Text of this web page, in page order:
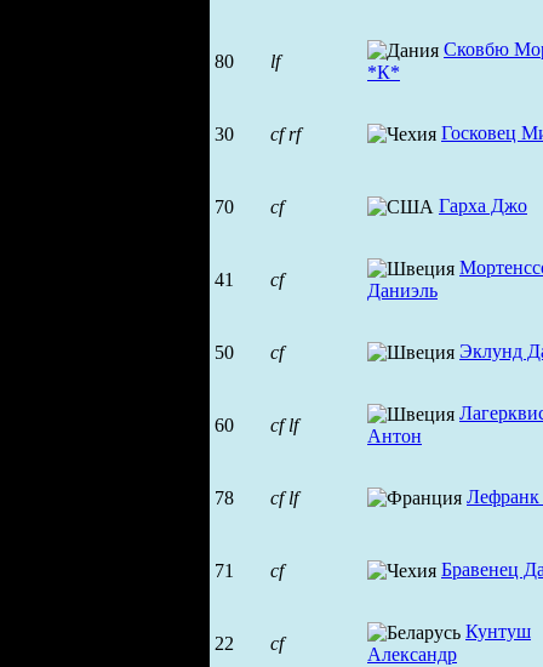
80 lf
Сковбю
*К*
30 cf rf Госковец
70 cf Гарха Джо
41 cf
Даниэль
50 cf Эклунд
60 cf lf
Антон
78 cf lf Лефранк
71 cf Бравенец
22 cf
Кунтуш
Александр